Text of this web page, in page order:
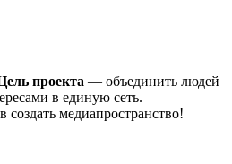
проекта — объединить людей
в единую сеть.
создать медиапространство!